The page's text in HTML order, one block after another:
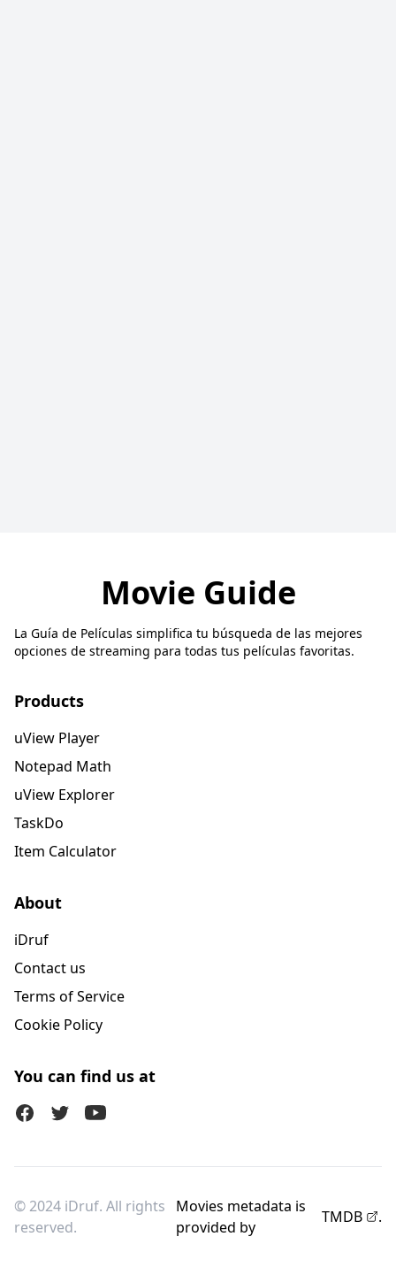
Movie Guide
La Guía de Películas simplifica tu búsqueda de las mejores
opciones de streaming para todas tus películas favoritas.
Products
uView Player
Notepad Math
uView Explorer
TaskDo
Item Calculator
About
iDruf
Contact us
Terms of Service
Cookie Policy
You can find us at
FacebookTwitter (X)Youtube
© 2024 iDruf. All rights
reserved.
Movies metadata is
provided by
TMDB .